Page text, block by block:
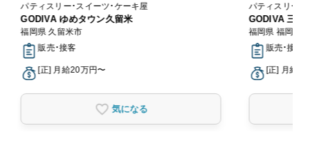
パティスリー・スイーツ・ケーキ屋
GODIVA ゆめタウン久留米
福岡県 久留米市
販売・接客
[正] 月給20万円〜
気になる
パティスリー・
GODIVA 三越
福岡県 福岡市
販売・接客
[正] 月給